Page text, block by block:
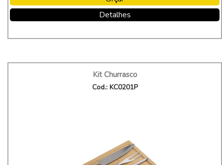
Detalhes
Kit Churrasco
Cod.: KC0201P